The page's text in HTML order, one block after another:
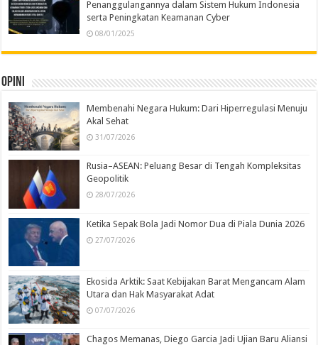
Penanggulangannya dalam Sistem Hukum Indonesia
serta Peningkatan Keamanan Cyber
08/01/2025
Opini
Membenahi Negara Hukum: Dari Hiperregulasi Menuju
Akal Sehat
31/07/2026
Rusia–ASEAN: Peluang Besar di Tengah Kompleksitas
Geopolitik
28/07/2026
Ketika Sepak Bola Jadi Nomor Dua di Piala Dunia 2026
27/07/2026
Ekosida Arktik: Saat Kebijakan Barat Mengancam Alam
Utara dan Hak Masyarakat Adat
07/07/2026
Chagos Memanas, Diego Garcia Jadi Ujian Baru Aliansi